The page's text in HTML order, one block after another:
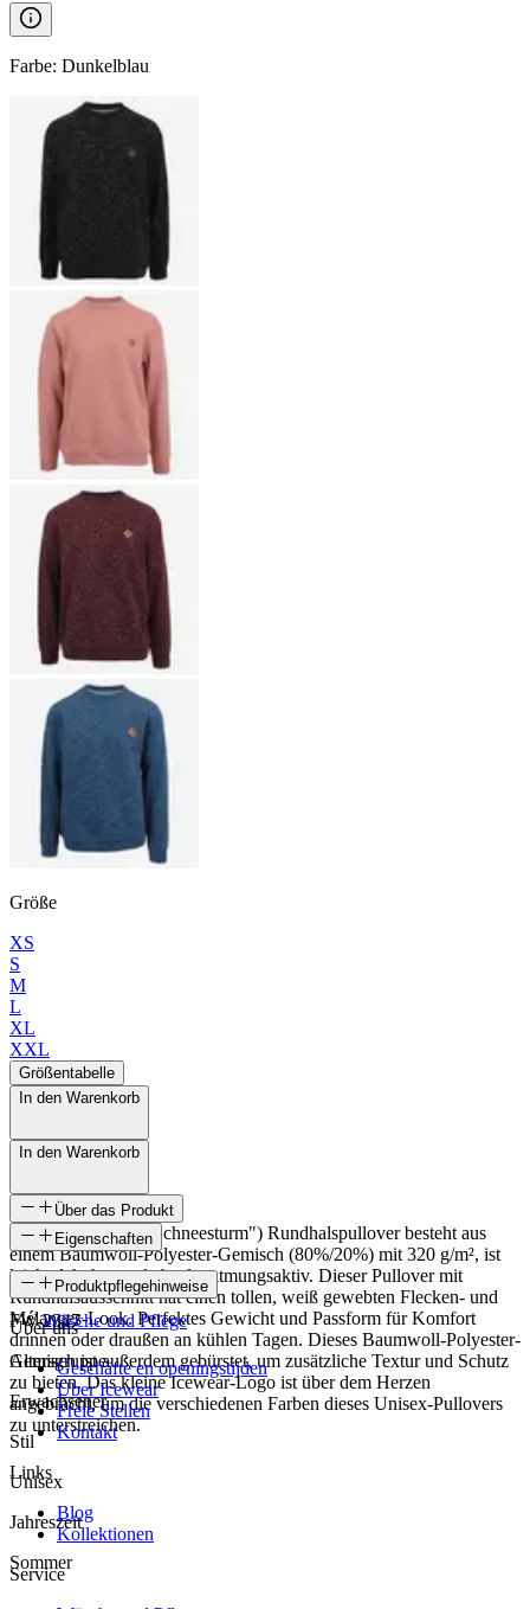
Farbe: Dunkelblau
Größe
XS
S
M
L
XL
XXL
Größentabelle
In den Warenkorb
In den Warenkorb
Über das Produkt
Der Snjóstormur ("Schneesturm") Rundhalspullover besteht aus
einem Baumwoll-Polyester-Gemisch (80%/20%) mit 320 g/m², ist
leicht dehnbar und absolut atmungsaktiv. Dieser Pullover mit
Rundhalsausschnitt hat einen tollen, weiß gewebten Flecken- und
Mélanges-Look. Perfektes Gewicht und Passform für Komfort
drinnen oder draußen an kühlen Tagen. Dieses Baumwoll-Polyester-
Gemisch ist außerdem gebürstet, um zusätzliche Textur und Schutz
zu bieten. Das kleine Icewear-Logo ist über dem Herzen
angebracht, um die verschiedenen Farben dieses Unisex-Pullovers
zu unterstreichen.
Eigenschaften
SKU
FW-2347
Altersgruppe
Erwachsener
Stil
Unisex
Jahreszeit
Sommer
Produktpflegehinweise
Wäsche und Pflege
Über uns
Geschäfte en openingstijden
Über Icewear
Freie Stellen
Kontakt
Links
Blog
Kollektionen
Service